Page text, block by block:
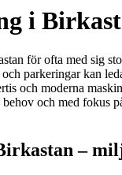
i
för ofta med sig
parkeringar kan
och moderna
behov och med fokus
–